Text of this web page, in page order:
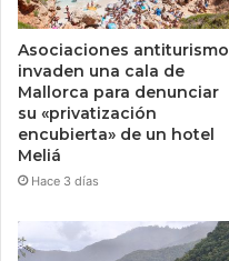
Asociaciones antiturismo
invaden una cala de
Mallorca para denunciar
su «privatización
encubierta» de un hotel
Meliá
Hace 3 días